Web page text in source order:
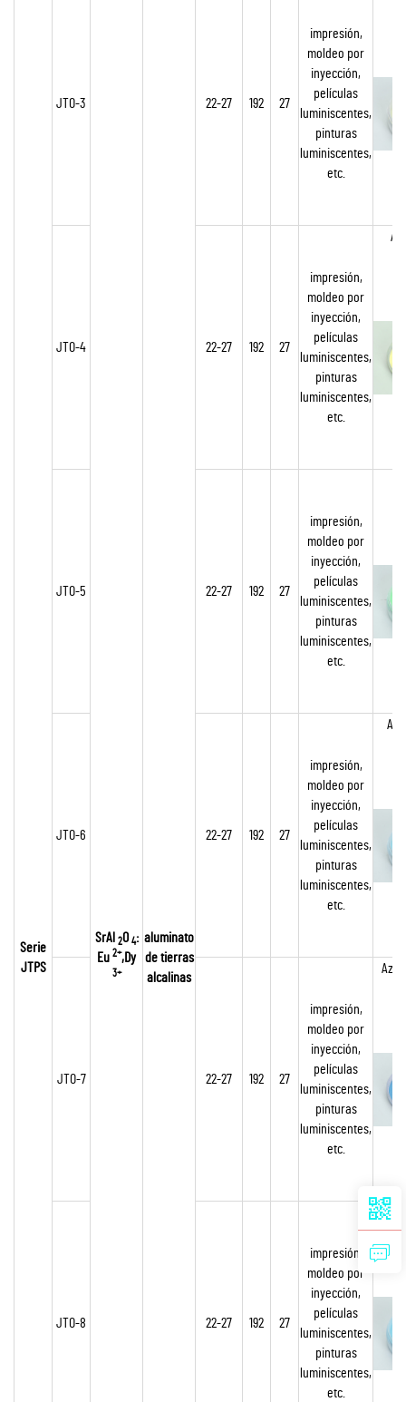
Serie
JTPS
SrAl 2O 4:
Eu 2+,Dy
3+
aluminato
de tierras
alcalinas
JTO-3 22-27 192 27
impresión,
moldeo por
inyección,
películas
luminiscentes,
pinturas
luminiscentes,
etc.
JTO-4 22-27 192 27
impresión,
moldeo por
inyección,
películas
luminiscentes,
pinturas
luminiscentes,
etc.
JTO-5 22-27 192 27
impresión,
moldeo por
inyección,
películas
luminiscentes,
pinturas
luminiscentes,
etc.
JTO-6 22-27 192 27
impresión,
moldeo por
inyección,
películas
luminiscentes,
pinturas
luminiscentes,
etc.
JTO-7 22-27 192 27
impresión,
moldeo por
inyección,
películas
luminiscentes,
pinturas
luminiscentes,
etc.
Azul
JTO-8 22-27 192 27
impresión,
moldeo por
inyección,
películas
luminiscentes,
pinturas
luminiscentes,
etc.